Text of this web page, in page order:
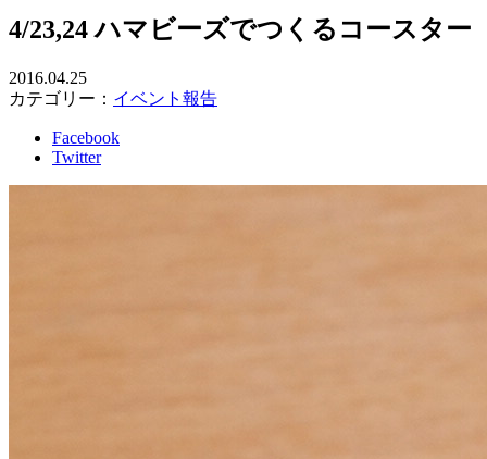
4/23,24 ハマビーズでつくるコースター
2016.04.25
カテゴリー： イベント報告
Facebook
Twitter